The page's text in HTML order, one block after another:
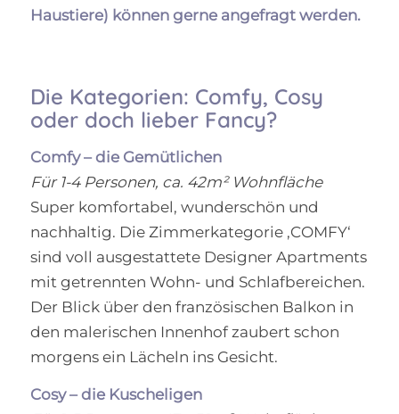
Haustiere) können gerne angefragt werden.
Die Kategorien: Comfy, Cosy
oder doch lieber Fancy?
Comfy – die Gemütlichen
Für 1-4 Personen, ca. 42m² Wohnfläche
Super komfortabel, wunderschön und
nachhaltig. Die Zimmerkategorie ‚COMFY‘
sind voll ausgestattete Designer Apartments
mit getrennten Wohn- und Schlafbereichen.
Der Blick über den französischen Balkon in
den malerischen Innenhof zaubert schon
morgens ein Lächeln ins Gesicht.
Cosy – die Kuscheligen